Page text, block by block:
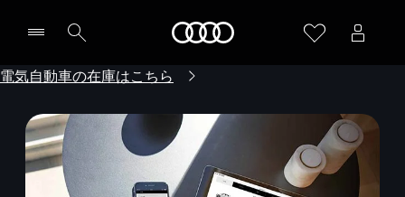
電気自動車の在庫はこちら